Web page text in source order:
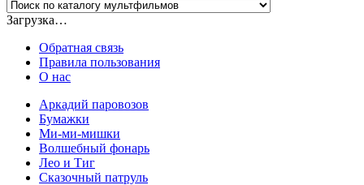
Загрузка…
Обратная связь
Правила пользования
О нас
Аркадий паровозов
Бумажки
Ми-ми-мишки
Волшебный фонарь
Лео и Тиг
Сказочный патруль